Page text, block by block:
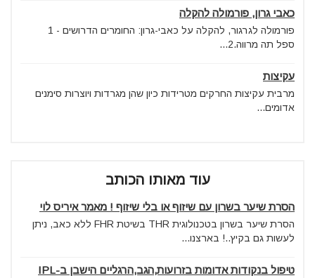
כאבי גרון, פורמולה להקלה
פורמולה לגרגור, להקלה על כאבי-גרון: החומרים הדרושים - 1
ספל תה מרווה.2...
עקיצות
מרבית עקיצות החרקים מטרידות כיון שהן מגרדות ויוצרות סימנים
אדומים...
עוד מאותו הכותב
הסרת שיער בשרון עם שיזוף או בלי שיזוף ! מאמר איריס לוי
הסרת שיער בשרון בטכנולוגית THR בשיטת FHR ללא כאב, ניתן
לעשות גם בקיץ..! בארצנו...
טיפול בנקודות אדומות בזרועות,הגב,הרגליים הישבן ב-IPL